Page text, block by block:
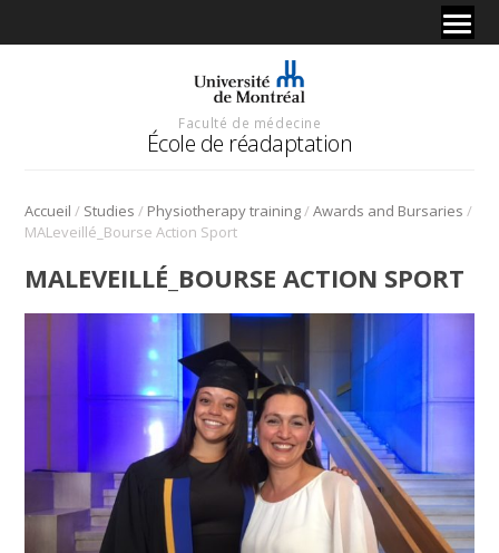
Faculté de médecine
École de réadaptation
Accueil / Studies / Physiotherapy training/Awards and Bursaries /
MALeveillé_Bourse Action Sport
MALEVEILLÉ_BOURSE ACTION SPORT